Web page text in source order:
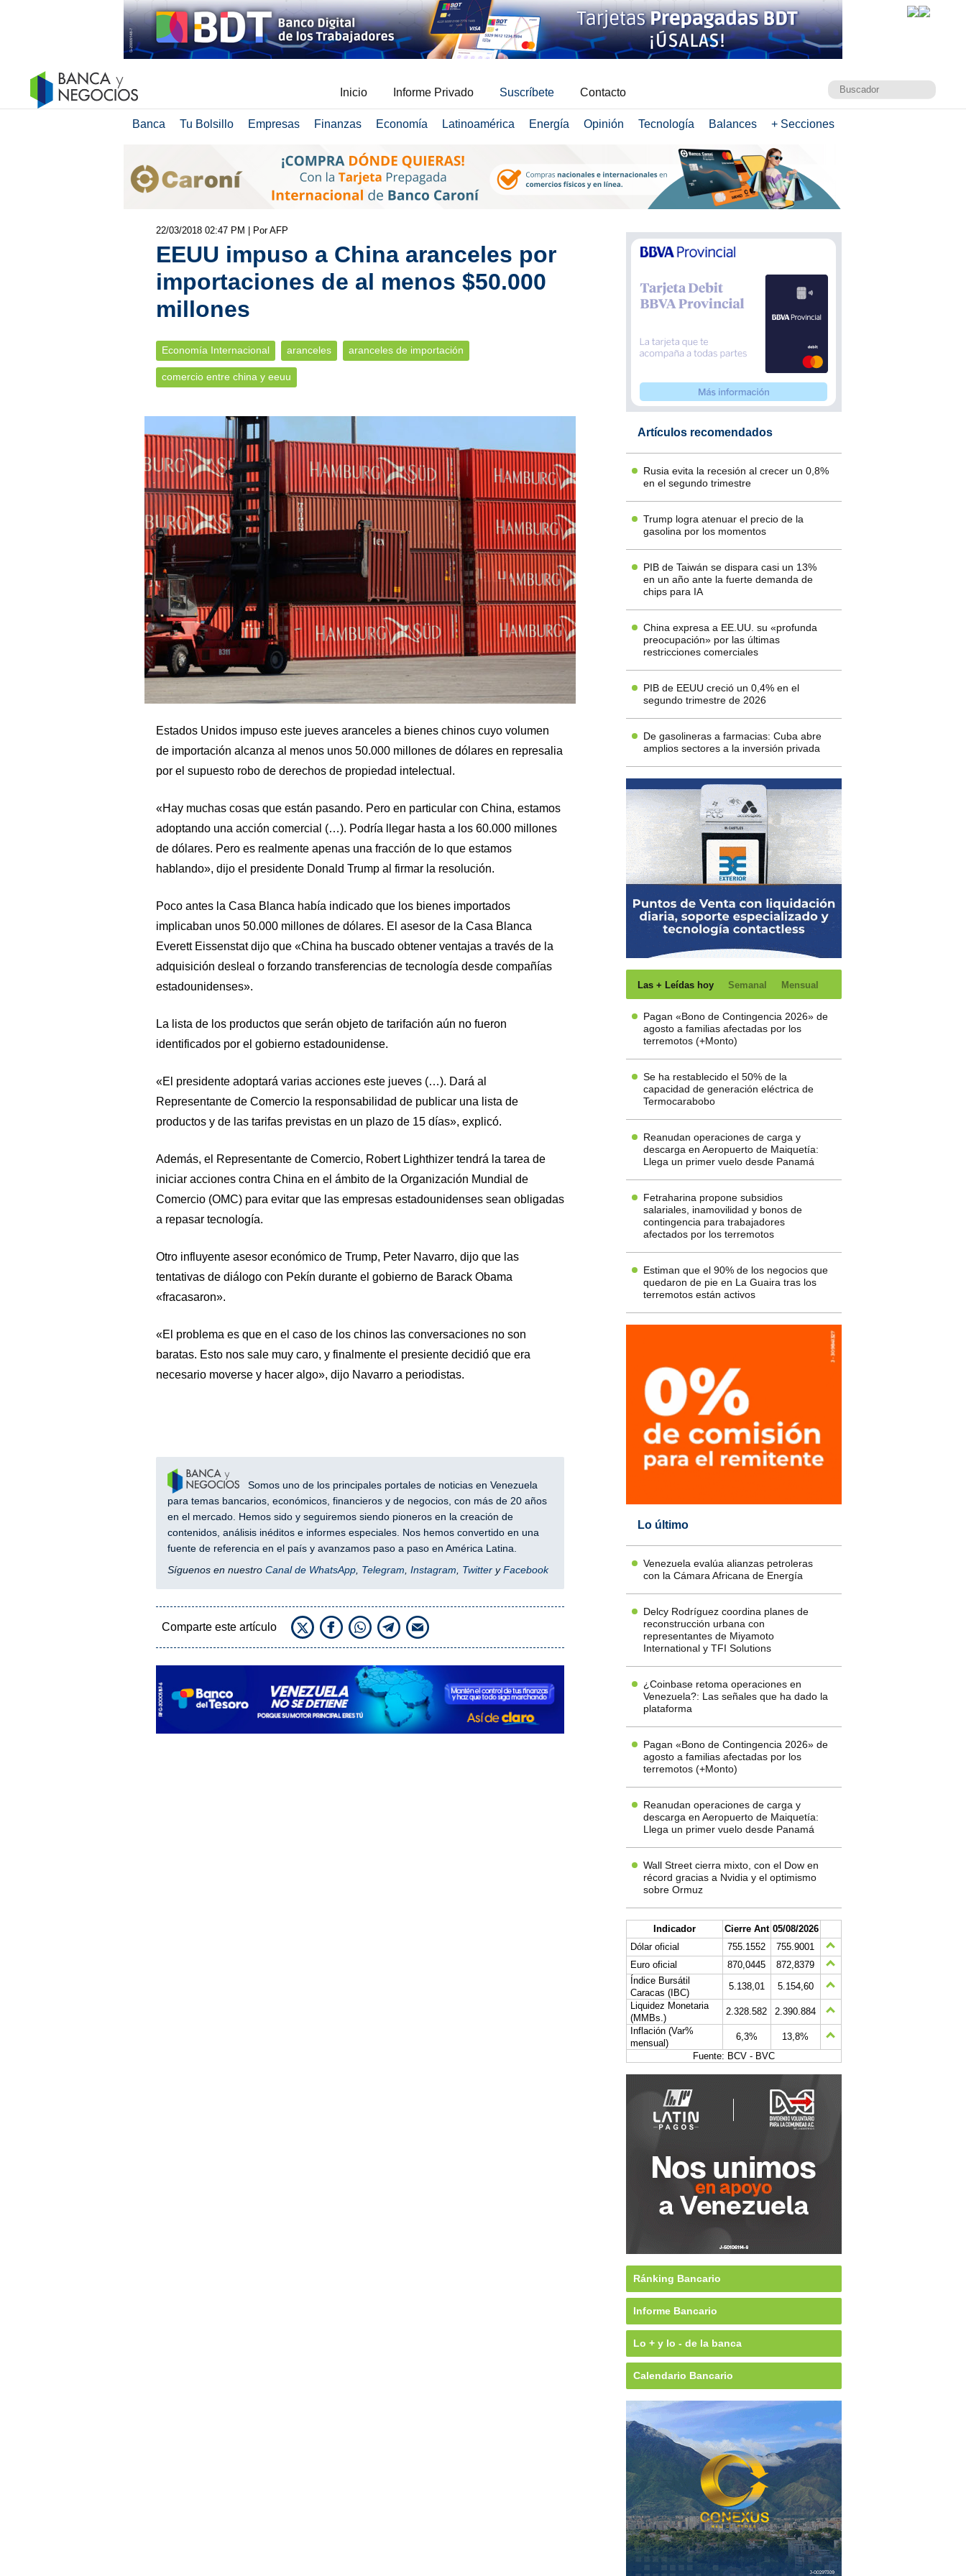
Inicio Informe Privado Suscríbete Contacto
Banca Tu Bolsillo Empresas Finanzas Economía Latinoamérica Energía Opinión Tecnología Balances + Secciones
22/03/2018 02:47 PM | Por AFP
EEUU impuso a China aranceles por
importaciones de al menos $50.000
millones
Economía Internacional aranceles aranceles de importación
comercio entre china y eeuu
Estados Unidos impuso este jueves aranceles a bienes chinos cuyo volumen
de importación alcanza al menos unos 50.000 millones de dólares en represalia
por el supuesto robo de derechos de propiedad intelectual.
«Hay muchas cosas que están pasando. Pero en particular con China, estamos
adoptando una acción comercial (…). Podría llegar hasta a los 60.000 millones
de dólares. Pero es realmente apenas una fracción de lo que estamos
hablando», dijo el presidente Donald Trump al firmar la resolución.
Poco antes la Casa Blanca había indicado que los bienes importados
implicaban unos 50.000 millones de dólares. El asesor de la Casa Blanca
Everett Eissenstat dijo que «China ha buscado obtener ventajas a través de la
adquisición desleal o forzando transferencias de tecnología desde compañías
estadounidenses».
La lista de los productos que serán objeto de tarifación aún no fueron
identificados por el gobierno estadounidense.
«El presidente adoptará varias acciones este jueves (…). Dará al
Representante de Comercio la responsabilidad de publicar una lista de
productos y de las tarifas previstas en un plazo de 15 días», explicó.
Además, el Representante de Comercio, Robert Lighthizer tendrá la tarea de
iniciar acciones contra China en el ámbito de la Organización Mundial de
Comercio (OMC) para evitar que las empresas estadounidenses sean obligadas
a repasar tecnología.
Otro influyente asesor económico de Trump, Peter Navarro, dijo que las
tentativas de diálogo con Pekín durante el gobierno de Barack Obama
«fracasaron».
«El problema es que en el caso de los chinos las conversaciones no son
baratas. Esto nos sale muy caro, y finalmente el presiente decidió que era
necesario moverse y hacer algo», dijo Navarro a periodistas.
Somos uno de los principales portales de noticias en Venezuela
para temas bancarios, económicos, financieros y de negocios, con más de 20 años
en el mercado. Hemos sido y seguiremos siendo pioneros en la creación de
contenidos, análisis inéditos e informes especiales. Nos hemos convertido en una
fuente de referencia en el país y avanzamos paso a paso en América Latina.
Síguenos en nuestro Canal de WhatsApp, Telegram, Instagram, TwitteryFacebook
Comparte este artículo
Artículos recomendados
Rusia evita la recesión al crecer un 0,8%
en el segundo trimestre
Trump logra atenuar el precio de la
gasolina por los momentos
PIB de Taiwán se dispara casi un 13%
en un año ante la fuerte demanda de
chips para IA
China expresa a EE.UU. su «profunda
preocupación» por las últimas
restricciones comerciales
PIB de EEUU creció un 0,4% en el
segundo trimestre de 2026
De gasolineras a farmacias: Cuba abre
amplios sectores a la inversión privada
Las + Leídas hoy Semanal Mensual
Pagan «Bono de Contingencia 2026» de
agosto a familias afectadas por los
terremotos (+Monto)
Se ha restablecido el 50% de la
capacidad de generación eléctrica de
Termocarabobo
Reanudan operaciones de carga y
descarga en Aeropuerto de Maiquetía:
Llega un primer vuelo desde Panamá
Fetraharina propone subsidios
salariales, inamovilidad y bonos de
contingencia para trabajadores
afectados por los terremotos
Estiman que el 90% de los negocios que
quedaron de pie en La Guaira tras los
terremotos están activos
Lo último
Venezuela evalúa alianzas petroleras
con la Cámara Africana de Energía
Delcy Rodríguez coordina planes de
reconstrucción urbana con
representantes de Miyamoto
International y TFI Solutions
¿Coinbase retoma operaciones en
Venezuela?: Las señales que ha dado la
plataforma
Pagan «Bono de Contingencia 2026» de
agosto a familias afectadas por los
terremotos (+Monto)
Reanudan operaciones de carga y
descarga en Aeropuerto de Maiquetía:
Llega un primer vuelo desde Panamá
Wall Street cierra mixto, con el Dow en
récord gracias a Nvidia y el optimismo
sobre Ormuz
Indicador Cierre Ant 05/08/2026
Dólar oficial
755.1552
755.9001
Euro oficial
870,0445
872,8379
Índice Bursátil
Caracas (IBC)
5.138,01
5.154,60
Liquidez Monetaria
(MMBs.)
2.328.582
2.390.884
Inflación (Var%
mensual)
6,3%
13,8%
Fuente: BCV - BVC
Ránking Bancario
Informe Bancario
Lo + y lo - de la banca
Calendario Bancario